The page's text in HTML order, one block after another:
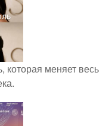
которая меняет весь